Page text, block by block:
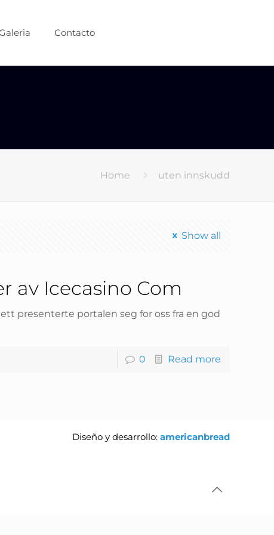
Contacto
Home uten innskudd
Show all
av Icecasino Com
presenterte portalen seg for oss fra en god
0 Read more
Diseño y desarrollo:americanbread